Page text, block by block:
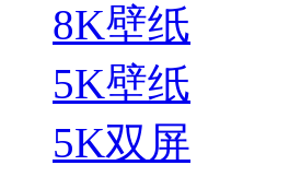
8K壁纸
5K壁纸
5K双屏